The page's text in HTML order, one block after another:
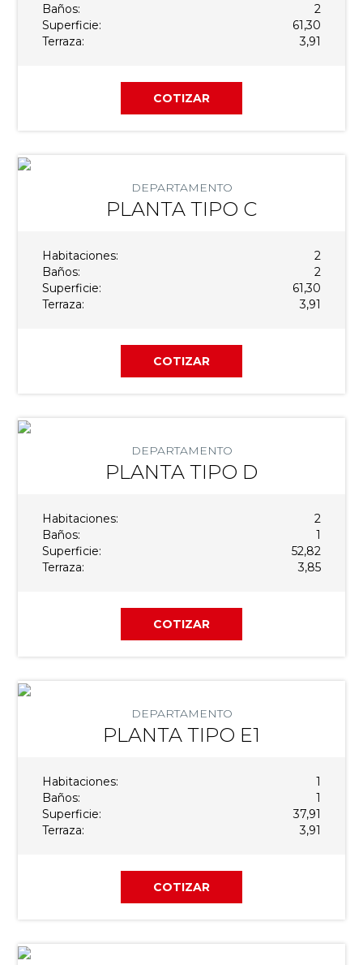
Baños:
2
Superficie:
61,30
Terraza:
3,91
COTIZAR
DEPARTAMENTO
PLANTA TIPO C
Habitaciones:
2
Baños:
2
Superficie:
61,30
Terraza:
3,91
COTIZAR
DEPARTAMENTO
PLANTA TIPO D
Habitaciones:
2
Baños:
1
Superficie:
52,82
Terraza:
3,85
COTIZAR
DEPARTAMENTO
PLANTA TIPO E1
Habitaciones:
1
Baños:
1
Superficie:
37,91
Terraza:
3,91
COTIZAR